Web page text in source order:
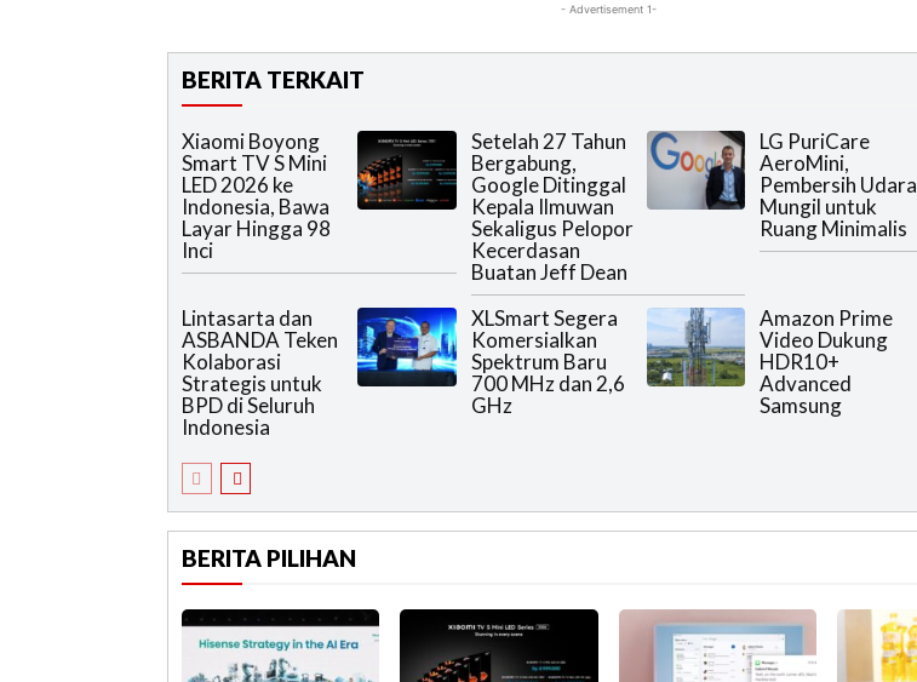
- Advertisement 1-
BERITA TERKAIT
Xiaomi Boyong
Smart TV S Mini
LED 2026 ke
Indonesia, Bawa
Layar Hingga 98
Inci
Setelah 27 Tahun
Bergabung,
Google Ditinggal
Kepala Ilmuwan
Sekaligus Pelopor
Kecerdasan
Buatan Jeff Dean
LG PuriCare
AeroMini,
Pembersih Udara
Mungil untuk
Ruang Minimalis
Lintasarta dan
ASBANDA Teken
Kolaborasi
Strategis untuk
BPD di Seluruh
Indonesia
XLSmart Segera
Komersialkan
Spektrum Baru
700 MHz dan 2,6
GHz
Amazon Prime
Video Dukung
HDR10+
Advanced
Samsung
BERITA PILIHAN